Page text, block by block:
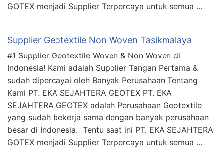
GOTEX menjadi Supplier Terpercaya untuk semua …
Supplier Geotextile Non Woven Tasikmalaya
#1 Supplier Geotextile Woven & Non Woven di
Indonesia! Kami adalah Supplier Tangan Pertama &
sudah dipercayai oleh Banyak Perusahaan Tentang
Kami PT. EKA SEJAHTERA GEOTEX PT. EKA
SEJAHTERA GEOTEX adalah Perusahaan Geotextile
yang sudah bekerja sama dengan banyak perusahaan
besar di Indonesia. Tentu saat ini PT. EKA SEJAHTERA
GOTEX menjadi Supplier Terpercaya untuk semua …